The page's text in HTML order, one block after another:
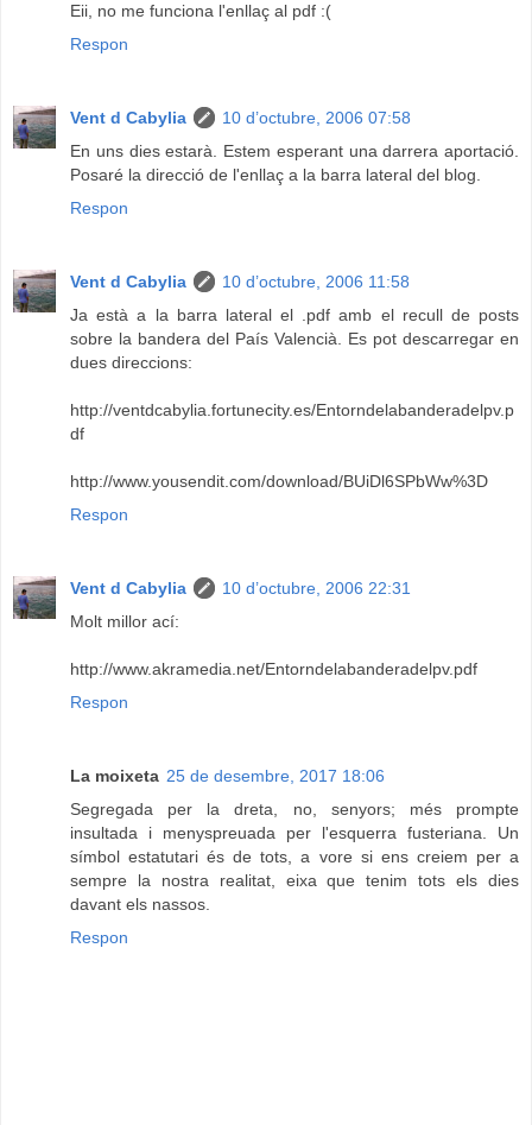
Eii, no me funciona l'enllaç al pdf :(
Respon
Vent d Cabylia
10 d’octubre, 2006 07:58
En uns dies estarà. Estem esperant una darrera aportació.
Posaré la direcció de l'enllaç a la barra lateral del blog.
Respon
Vent d Cabylia
10 d’octubre, 2006 11:58
Ja està a la barra lateral el .pdf amb el recull de posts
sobre la bandera del País Valencià. Es pot descarregar en
dues direccions:
http://ventdcabylia.fortunecity.es/Entorndelabanderadelpv.p
df
http://www.yousendit.com/download/BUiDl6SPbWw%3D
Respon
Vent d Cabylia
10 d’octubre, 2006 22:31
Molt millor ací:
http://www.akramedia.net/Entorndelabanderadelpv.pdf
Respon
La moixeta 25 de desembre, 2017 18:06
Segregada per la dreta, no, senyors; més prompte
insultada i menyspreuada per l'esquerra fusteriana. Un
símbol estatutari és de tots, a vore si ens creiem per a
sempre la nostra realitat, eixa que tenim tots els dies
davant els nassos.
Respon